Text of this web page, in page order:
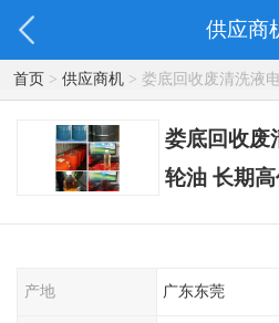
供应商
首页> 供应商机> 娄底回收废清洗液
收 当场核价
娄底回收废
轮油 长期
产地 广东东莞